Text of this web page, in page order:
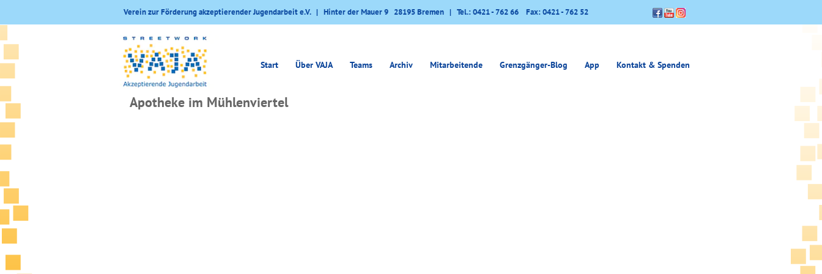
Verein zur Förderung akzeptierender Jugendarbeit e.V. | Hinter der Mauer 9 28195 Bremen | Tel.: 0421 - 762 66 Fax: 0421 - 762 52
Start Über VAJA Teams Archiv Mitarbeitende Grenzgänger-Blog App Kontakt & Spenden
Apotheke im Mühlenviertel